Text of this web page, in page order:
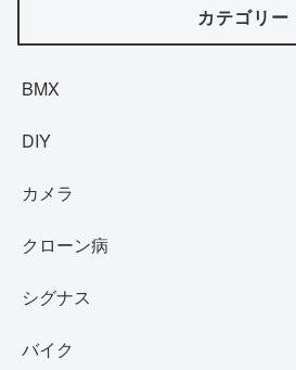
カテゴリー
BMX
DIY
カメラ
クローン病
シグナス
バイク